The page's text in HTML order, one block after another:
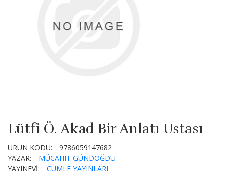
Lütfi Ö. Akad Bir Anlatı Ustası
ÜRÜN KODU:
9786059147682
YAZAR:
MÜCAHIT GÜNDOĞDU
YAYINEVİ:
CÜMLE YAYINLARI